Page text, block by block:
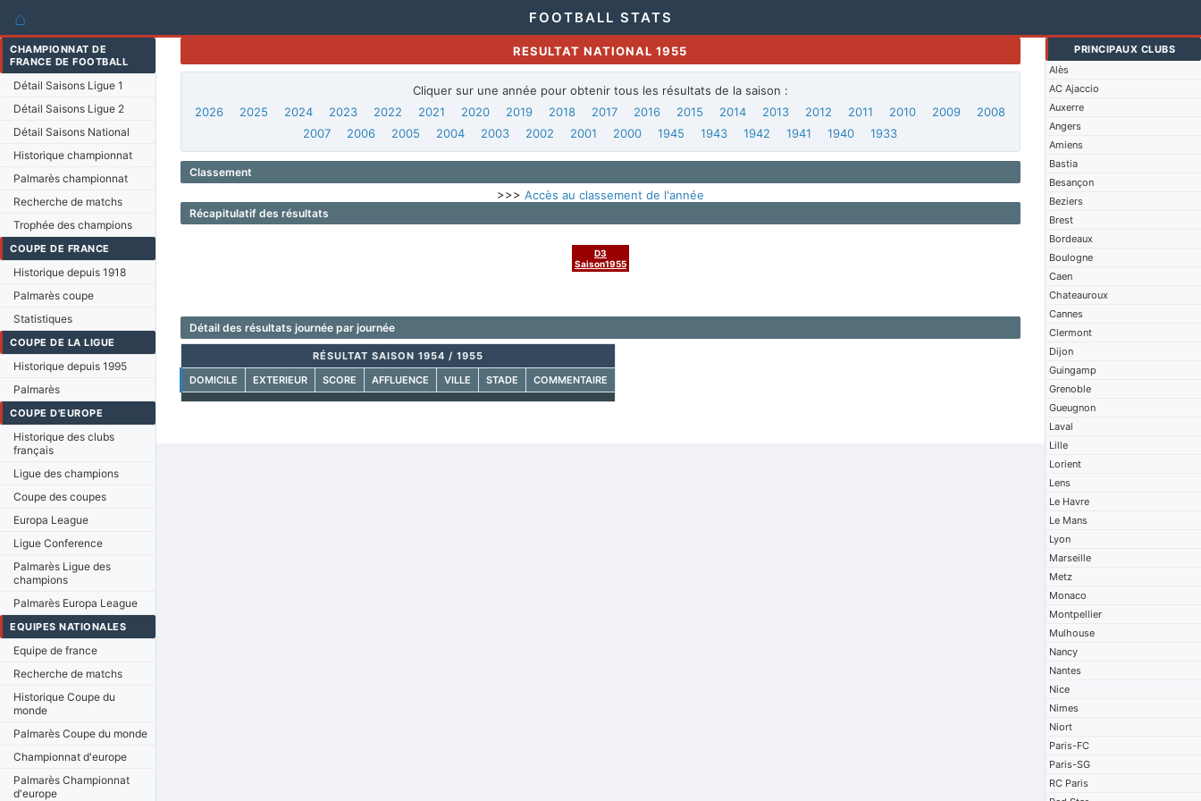
⌂ FOOTBALL STATS
CHAMPIONNAT DE
FRANCE DE FOOTBALL
Détail Saisons Ligue 1
Détail Saisons Ligue 2
Détail Saisons National
Historique championnat
Palmarès championnat
Recherche de matchs
Trophée des champions
COUPE DE FRANCE
Historique depuis 1918
Palmarès coupe
Statistiques
COUPE DE LA LIGUE
Historique depuis 1995
Palmarès
COUPE D'EUROPE
Historique des clubs
français
Ligue des champions
Coupe des coupes
Europa League
Ligue Conference
Palmarès Ligue des
champions
Palmarès Europa League
EQUIPES NATIONALES
Equipe de france
Recherche de matchs
Historique Coupe du
monde
Palmarès Coupe du monde
Championnat d'europe
Palmarès Championnat
d'europe
PRINCIPAUX CLUBS
Alès
AC Ajaccio
Auxerre
Angers
Amiens
Bastia
Besançon
Beziers
Brest
Bordeaux
Boulogne
Caen
Chateauroux
Cannes
Clermont
Dijon
Guingamp
Grenoble
Gueugnon
Laval
Lille
Lorient
Lens
Le Havre
Le Mans
Lyon
Marseille
Metz
Monaco
Montpellier
Mulhouse
Nancy
Nantes
Nice
Nimes
Niort
Paris-FC
Paris-SG
RC Paris
RESULTAT NATIONAL 1955
Cliquer sur une année pour obtenir tous les résultats de la saison :
2026
2025 2024 2023 2022 2021 2020 2019 2018 2017 2016 2015 2014 2013 2012 2011 2010 2009
2008
2007
2006 2005 2004 2003 2002 2001 2000 1945 1943 1942 1941 1940 1933
Classement
>>> Accès au classement de l'année
Récapitulatif des résultats
D3
Saison1955
Détail des résultats journée par journée
RÉSULTAT SAISON 1954 / 1955
DOMICILE
EXTERIEUR SCORE AFFLUENCE VILLE STADE COMMENTAIRE